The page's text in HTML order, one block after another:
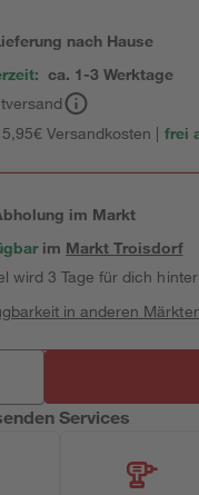
nach Hause
ca. 1-3 Werktage
Versandkosten | frei
im Markt
im MarktTroisdorf
wird 3 Tage für dich
in anderen
Services